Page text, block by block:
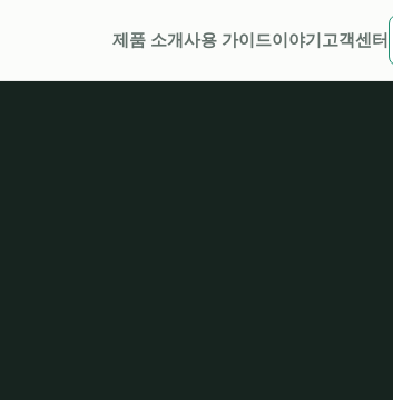
제품 소개사용 가이드이야기 고객센터